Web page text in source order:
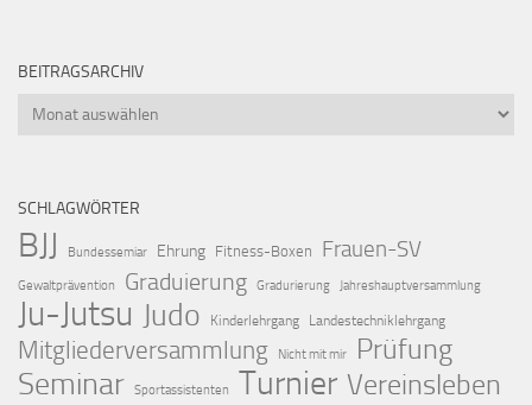
BEITRAGSARCHIV
Beitragsarchiv
SCHLAGWÖRTER
BJJ Bundessemiar Ehrung Fitness-Boxen Frauen-SV
Gewaltprävention Graduierung Gradurierung Jahreshauptversammlung
Ju-Jutsu Judo Kinderlehrgang Landestechniklehrgang
Mitgliederversammlung Nicht mit mir Prüfung
Seminar Sportassistenten Turnier Vereinsleben